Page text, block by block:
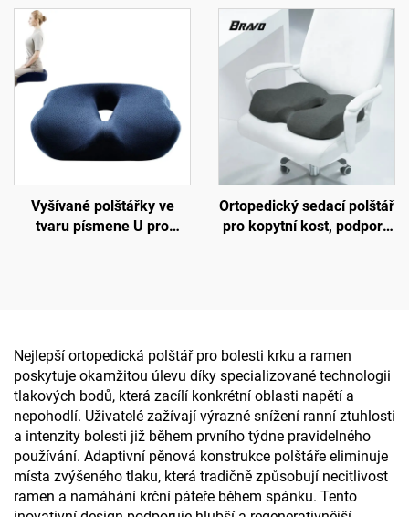
paměťové pěny pro spaní,
ergonomický polštář,
polštář z paměťové pěny
ergonomické sedací
polštářky, sedací podložka
S3
Vyšívané polštářky ve
tvaru písmene U pro
Ortopedický sedací polštář
pro kopytní kost, podpora
Nejlepší ortopedická polštář pro bolesti krku a ramen
poskytuje okamžitou úlevu díky specializované technologii
tlakových bodů, která zacílí konkrétní oblasti napětí a
nepohodlí. Uživatelé zažívají výrazné snížení ranní ztuhlosti
a intenzity bolesti již během prvního týdne pravidelného
používání. Adaptivní pěnová konstrukce polštáře eliminuje
místa zvýšeného tlaku, která tradičně způsobují necitlivost
ramen a namáhání krční páteře během spánku. Tento